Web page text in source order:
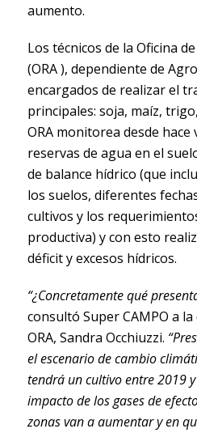
aumento.
Los técnicos de la Oficina
(ORA ), dependiente de
encargados de realizar el
principales: soja, maíz,
ORA monitorea desde hace
reservas de agua en el
de balance hídrico (que
los suelos, diferentes
cultivos y los
productiva) y con esto
déficit y excesos hídricos.
“¿Concretamente qué
consultó Super CAMPO a
ORA, Sandra Occhiuzzi.
el escenario de cambio
tendrá un cultivo entre 2019
impacto de los gases de
zonas van a aumentar y en